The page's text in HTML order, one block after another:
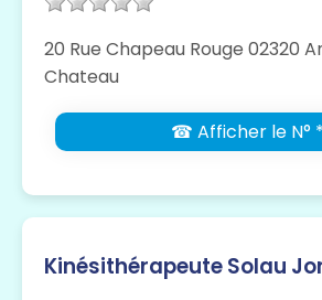
20 Rue Chapeau Rouge 02320
Chateau
☎ Afficher le N° *
Kinésithérapeute Solau